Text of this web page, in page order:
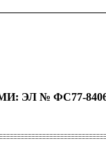
ЭЛ № ФС77-